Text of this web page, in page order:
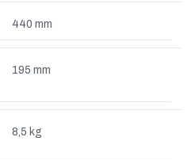
440 mm
195 mm
8,5 kg